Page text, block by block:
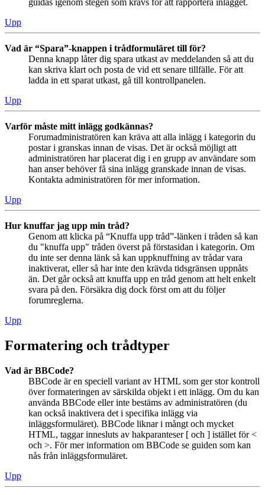
Upp
Vad är “Spara”-knappen i trådformuläret till för?
Denna knapp låter dig spara utkast av meddelanden så att du
kan skriva klart och posta de vid ett senare tillfälle. För att
ladda in ett sparat utkast, gå till kontrollpanelen.
Upp
Varför måste mitt inlägg godkännas?
Forumadministratören kan kräva att alla inlägg i kategorin du
postar i granskas innan de visas. Det är också möjligt att
administratören har placerat dig i en grupp av användare som
han anser behöver få sina inlägg granskade innan de visas.
Kontakta administratören för mer information.
Upp
Hur knuffar jag upp min tråd?
Genom att klicka på “Knuffa upp tråd”-länken i tråden så kan
du "knuffa upp" tråden överst på förstasidan i kategorin. Om
du inte ser denna länk så kan uppknuffning av trådar vara
inaktiverat, eller så har inte den krävda tidsgränsen uppnåts
än. Det går också att knuffa upp en tråd genom att helt enkelt
svara på den. Försäkra dig dock först om att du följer
forumreglerna.
Upp
Formatering och trådtyper
Vad är BBCode?
BBCode är en speciell variant av HTML som ger stor kontroll
över formateringen av särskilda objekt i ett inlägg. Om du kan
använda BBCode eller inte bestäms av administratören (du
kan också inaktivera det i specifika inlägg via
inläggsformuläret). BBCode liknar i mångt och mycket
HTML, taggar innesluts av hakparanteser [ och ] istället för <
och >. För mer information om BBCode se guiden som kan
nås från inläggsformuläret.
Upp